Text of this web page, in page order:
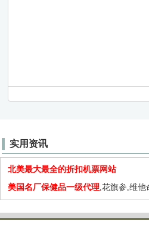
实用资讯
北美最大最全的折扣机票网站
美国名厂保健品一级代理,花旗参,维他